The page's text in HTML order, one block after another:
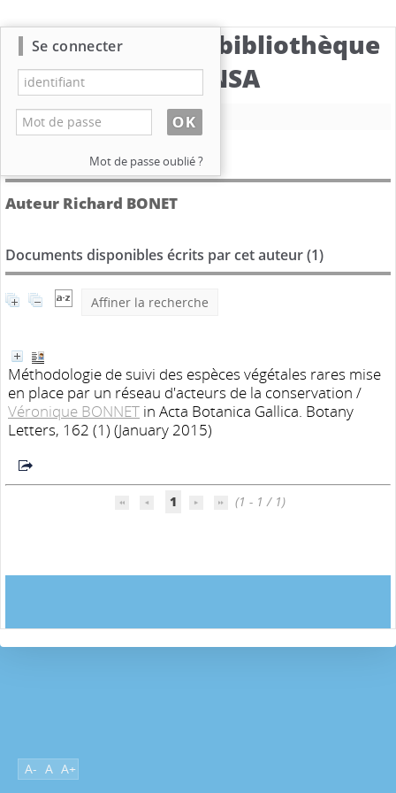
Catalogue de la bibliothèque
du CBNSA
Nouvelle recherche
Détail de l'auteur
Auteur Richard BONET
Documents disponibles écrits par cet auteur (1)
Affiner la recherche
Méthodologie de suivi des espèces végétales rares mise
en place par un réseau d'acteurs de la conservation /
Véronique BONNET in Acta Botanica Gallica. Botany
Letters, 162 (1) (January 2015)
1 (1 - 1 / 1)
A- A A+
Se connecter
Mot de passe oublié ?